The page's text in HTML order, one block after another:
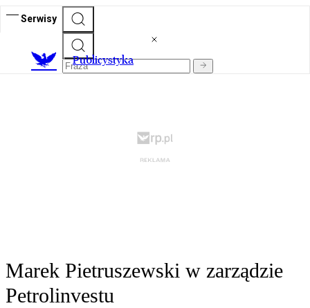
Serwisy
Publicystyka
Marek Pietruszewski w zarządzie
Petrolinvestu